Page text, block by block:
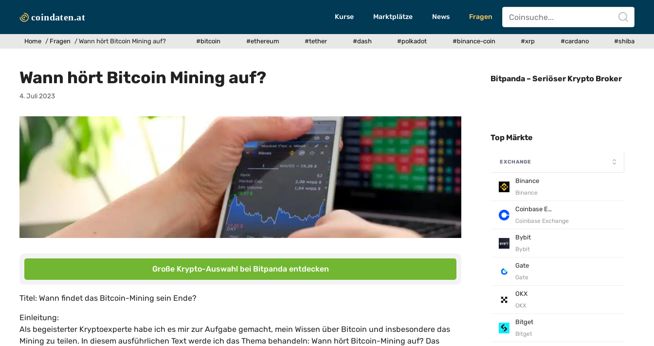
Inhalt
Kurse Marktplätze News Fragen
Home / Fragen / Wann hört Bitcoin Mining auf? #bitcoin #ethereum #tether #dash #polkadot #binance-coin #xrp #cardano #shiba
Wann hört Bitcoin Mining auf?
4. Juli 2023
Große Krypto-Auswahl bei Bitpanda entdecken
Titel: Wann findet das Bitcoin-Mining sein Ende?
Einleitung:
Als begeisterter Kryptoexperte habe ich es mir zur Aufgabe gemacht, mein Wissen über Bitcoin und insbesondere das
Mining zu teilen. In diesem ausführlichen Text werde ich das Thema behandeln: Wann hört Bitcoin-Mining auf? Das
Bitpanda – Seriöser Krypto Broker
Top Märkte
EXCHANGE
Binance
Binance
Coinbase Exchange
Coinbase Exchange
Bybit
Bybit
Gate
Gate
OKX
OKX
Bitget
Bitget